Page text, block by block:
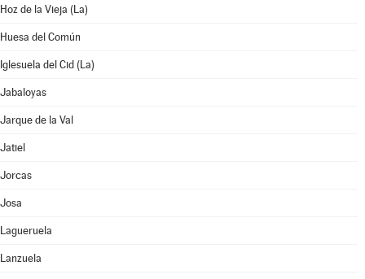
Hoz de la Vieja (La)
Huesa del Común
Iglesuela del Cid (La)
Jabaloyas
Jarque de la Val
Jatiel
Jorcas
Josa
Lagueruela
Lanzuela